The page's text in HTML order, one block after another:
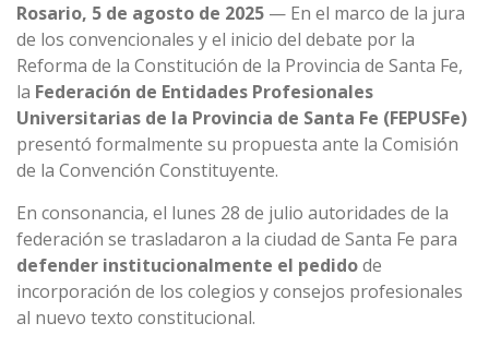
Rosario, 5 de agosto de 2025 — En el marco de la jura
de los convencionales y el inicio del debate por la
Reforma de la Constitución de la Provincia de Santa Fe,
la Federación de Entidades Profesionales
Universitarias de la Provincia de Santa Fe (FEPUSFe)
presentó formalmente su propuesta ante la Comisión
de la Convención Constituyente.
En consonancia, el lunes 28 de julio autoridades de la
federación se trasladaron a la ciudad de Santa Fe para
defender institucionalmente el pedidode
incorporación de los colegios y consejos profesionales
al nuevo texto constitucional.